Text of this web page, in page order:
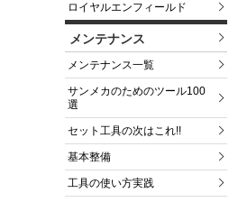
ロイヤルエンフィールド
メンテナンス
メンテナンス一覧
サンメカのためのツール100
選
セット工具の次はこれ!!
基本整備
工具の使い方実践